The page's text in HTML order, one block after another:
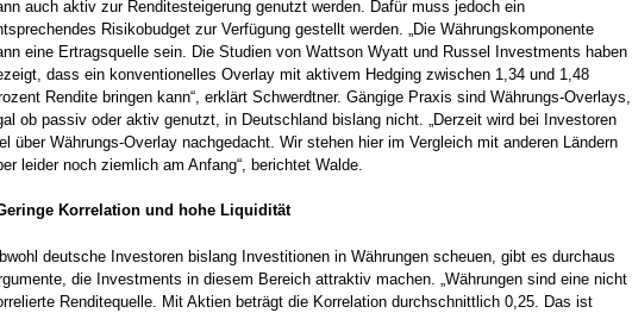
auch aktiv zur Renditesteigerung genutzt werden. Dafür muss jedoch ein
Risikobudget zur Verfügung gestellt werden. „Die Währungskomponente
eine Ertragsquelle sein. Die Studien von Wattson Wyatt und Russel Investments haben
dass ein konventionelles Overlay mit aktivem Hedging zwischen 1,34 und 1,48
Rendite bringen kann“, erklärt Schwerdtner. Gängige Praxis sind Währungs-Overlays,
ob passiv oder aktiv genutzt, in Deutschland bislang nicht. „Derzeit wird bei Investoren
über Währungs-Overlay nachgedacht. Wir stehen hier im Vergleich mit anderen Ländern
leider noch ziemlich am Anfang“, berichtet Walde.
Korrelation und hohe Liquidität
deutsche Investoren bislang Investitionen in Währungen scheuen, gibt es durchaus
die Investments in diesem Bereich attraktiv machen. „Währungen sind eine nicht
Rendite­quelle. Mit Aktien beträgt die Korrelation durchschnittlich 0,25. Das ist